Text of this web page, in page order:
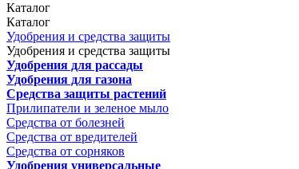
Каталог
Каталог
Удобрения и средства защиты
Удобрения и средства защиты
Удобрения для рассады
Удобрения для газона
Средства защиты растений
Прилипатели и зеленое мыло
Средства от болезней
Средства от вредителей
Средства от сорняков
Удобрения универсальные